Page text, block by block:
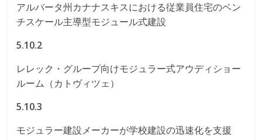
アルバータ州カナナスキスにおける従業員住宅のベン
チスケール主導型モジュール式建設
5.10.2
レレック・グループ向けモジュラー式アウディショー
ルーム（カトヴィツェ）
5.10.3
モジュラー建設メーカーが学校建設の迅速化を支援